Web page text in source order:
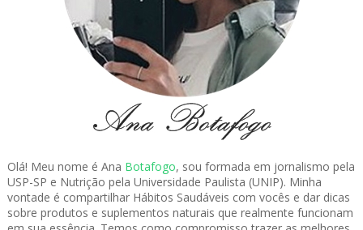
Olá! Meu nome é Ana Botafogo, sou formada em jornalismo pela
USP-SP e Nutrição pela Universidade Paulista (UNIP). Minha
vontade é compartilhar Hábitos Saudáveis com vocês e dar dicas
sobre produtos e suplementos naturais que realmente funcionam